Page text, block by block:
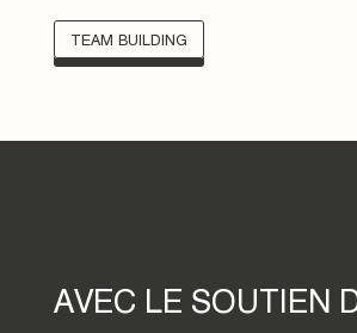
TEAM BUILDING
AVEC LE SOUTIEN